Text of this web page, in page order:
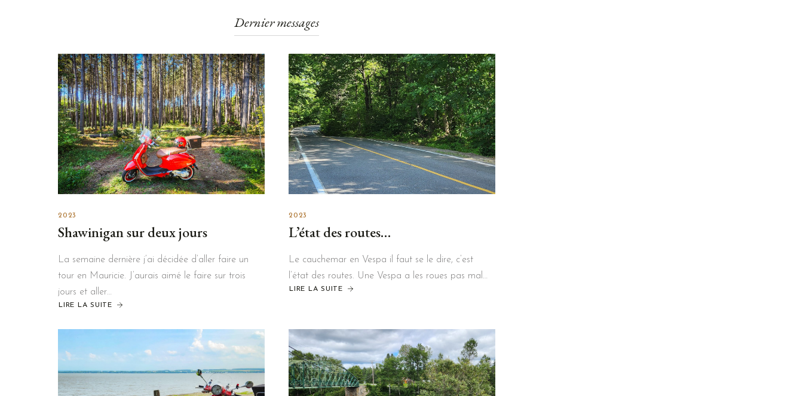
Dernier messages
2023
Shawinigan sur deux jours
La semaine dernière j’ai décidée d’aller faire un
tour en Mauricie. J’aurais aimé le faire sur trois
jours et aller…
LIRE LA SUITE
2023
L’état des routes…
Le cauchemar en Vespa il faut se le dire, c’est
l’état des routes. Une Vespa a les roues pas mal…
LIRE LA SUITE